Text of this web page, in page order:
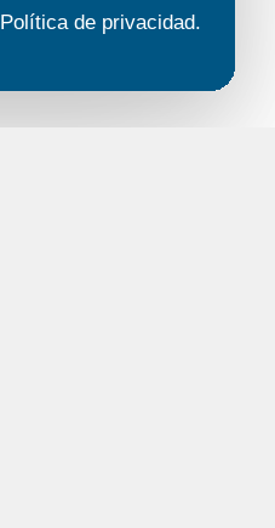
Política de privacidad.